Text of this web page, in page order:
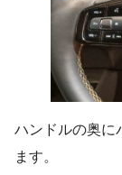
ハンドルの奥に
ます。